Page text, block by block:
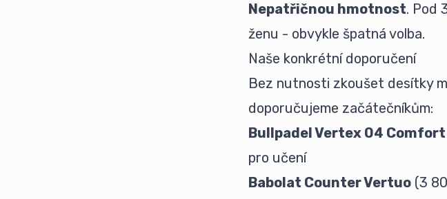
Nepatřičnou hmotnost. Pod
ženu - obvykle špatná volba.
Naše konkrétní doporučení
Bez nutnosti zkoušet desítky
doporučujeme začátečníkům:
Bullpadel Vertex 04 Comfort
pro učení
Babolat Counter Vertuo (3